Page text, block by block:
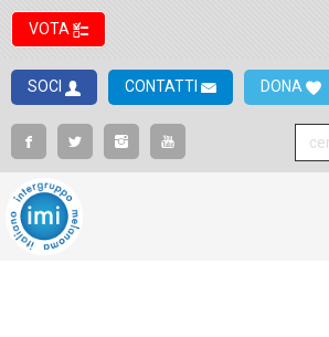
VOTA
SOCI CONTATTI DONA